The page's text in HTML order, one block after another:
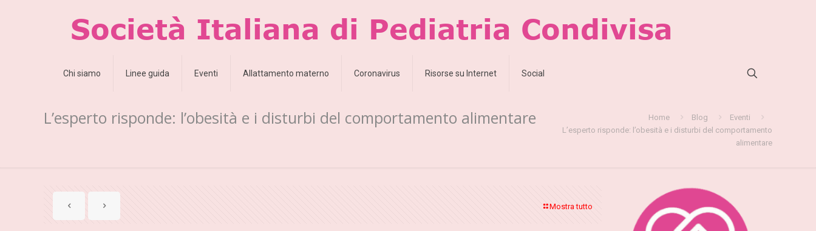
Chi siamo Linee guida Eventi Allattamento materno Coronavirus Risorse su Internet Social
L’esperto risponde: l’obesità e i disturbi del comportamento alimentare Home Blog
Eventi
L’esperto risponde: l’obesità e i disturbi del comportamento
alimentare
Mostra tutto